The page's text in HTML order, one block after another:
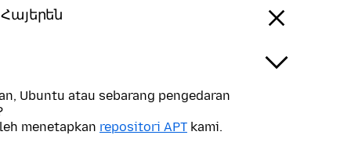
Ubuntu atau sebarang pengedaran
menetapkan repositori APT kami.